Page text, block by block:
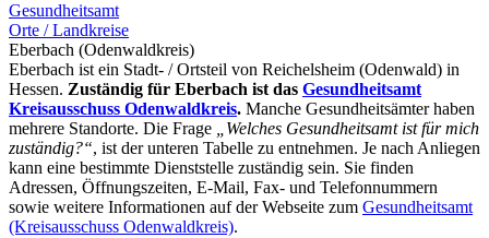
Gesundheitsamt
Orte / Landkreise
Eberbach (Odenwaldkreis)
Eberbach ist ein Stadt- / Ortsteil von Reichelsheim (Odenwald) in
Hessen. Zuständig für Eberbach ist das Gesundheitsamt
Kreisausschuss Odenwaldkreis. Manche Gesundheitsämter haben
mehrere Standorte. Die Frage
„Welches Gesundheitsamt ist für mich
zuständig?“, ist der unteren Tabelle zu entnehmen. Je nach Anliegen
kann eine bestimmte Dienststelle zuständig sein. Sie finden
Adressen, Öffnungszeiten, E-Mail, Fax- und Telefonnummern
sowie weitere Informationen auf der Webseite zum Gesundheitsamt
(Kreisausschuss Odenwaldkreis).